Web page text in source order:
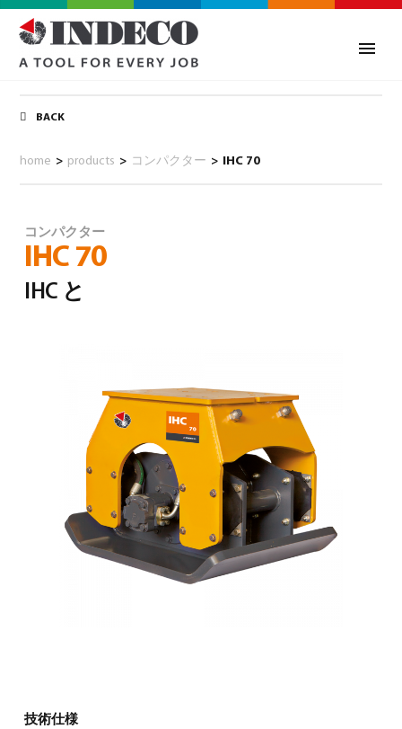
日本語(日本語
BACK
home > products > コンパクター > IHC 70
コンパクター
IHC 70
IHC と
技術仕様